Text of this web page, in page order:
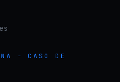
- CASO DE